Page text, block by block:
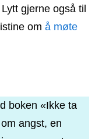
Lytt gjerne også til
om å møte
boken «Ikke ta
angst, en